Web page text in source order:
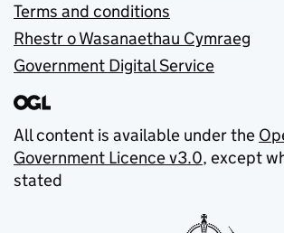
Terms and conditions
Rhestr o Wasanaethau Cymraeg
Government Digital Service
All content is available under the
Government Licence v3.0, except
stated